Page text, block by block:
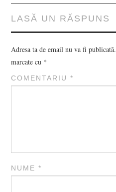
LASĂ UN RĂSPUNS
Adresa ta de email nu va fi publicată.
marcate cu *
COMENTARIU*
NUME*